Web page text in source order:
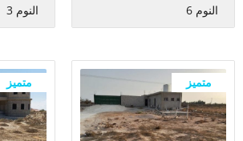
النوم 6
النوم 3
متميز متميز